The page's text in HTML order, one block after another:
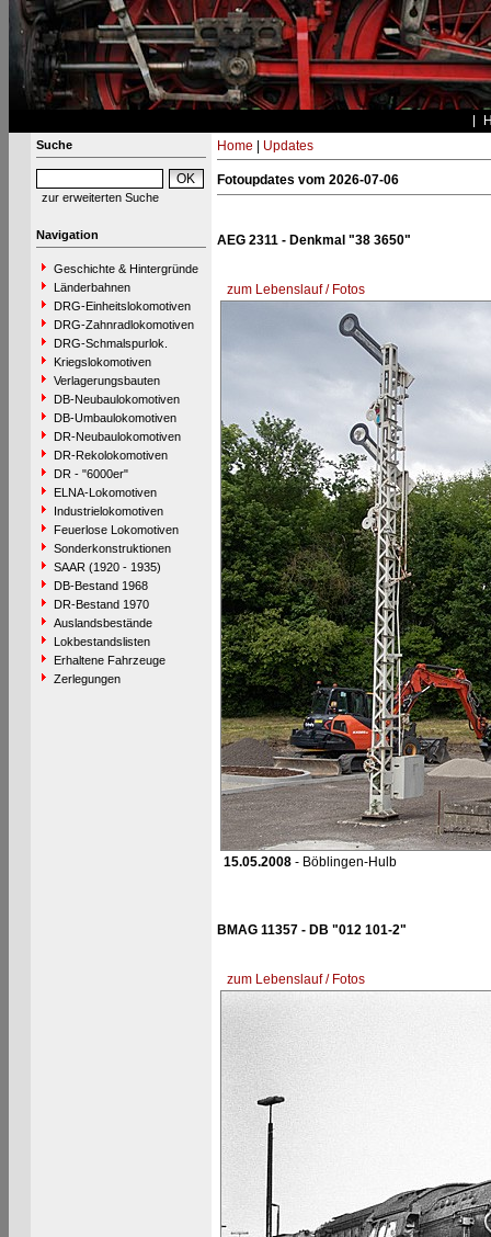
Suche
zur erweiterten Suche
Navigation
Geschichte & Hintergründe
Länderbahnen
DRG-Einheitslokomotiven
DRG-Zahnradlokomotiven
DRG-Schmalspurlok.
Kriegslokomotiven
Verlagerungsbauten
DB-Neubaulokomotiven
DB-Umbaulokomotiven
DR-Neubaulokomotiven
DR-Rekolokomotiven
DR - "6000er"
ELNA-Lokomotiven
Industrielokomotiven
Feuerlose Lokomotiven
Sonderkonstruktionen
SAAR (1920 - 1935)
DB-Bestand 1968
DR-Bestand 1970
Auslandsbestände
Lokbestandslisten
Erhaltene Fahrzeuge
Zerlegungen
Home Updates
Fotoupdates vom 2026-07-06
AEG 2311 - Denkmal "38 3650"
zum Lebenslauf / Fotos
15.05.2008- Böblingen-Hulb
BMAG 11357 - DB "012 101-2"
zum Lebenslauf / Fotos